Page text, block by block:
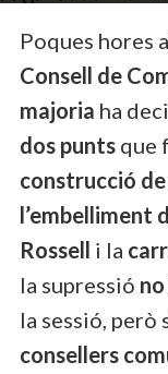
Poques hores
Consell de
majoria ha
dos punts que
construcció
l’embelliment
Rossell i la
la supressió
la sessió, però
consellers